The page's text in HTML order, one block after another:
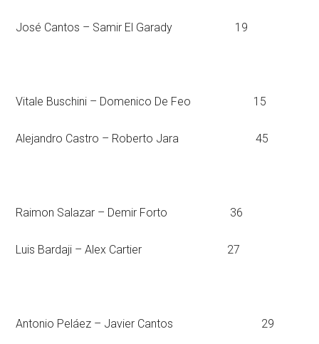
José Cantos – Samir El Garady 19
Vitale Buschini – Domenico De Feo 15
Alejandro Castro – Roberto Jara 45
Raimon Salazar – Demir Forto 36
Luis Bardaji – Alex Cartier 27
Antonio Peláez – Javier Cantos 29